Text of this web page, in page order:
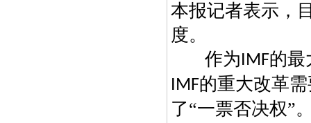
本报记者表示，
度。
作为IMF的最
IMF的重大改革
了“一票否决权”